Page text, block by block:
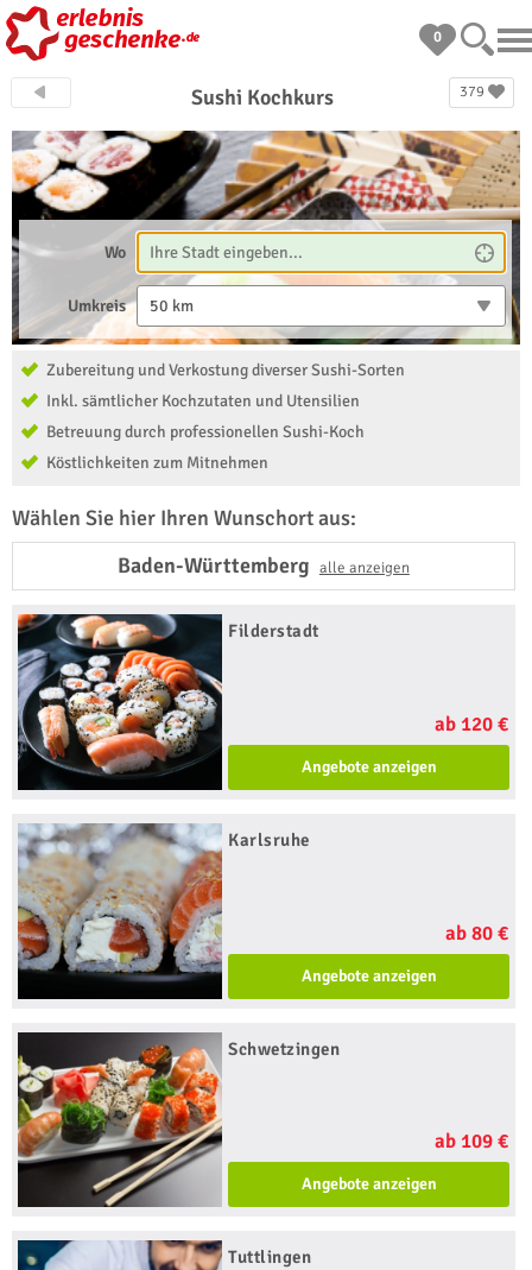
0
379
Sushi Kochkurs
Wo
Umkreis 50 km
Zubereitung und Verkostung diverser Sushi-Sorten
Inkl. sämtlicher Kochzutaten und Utensilien
Betreuung durch professionellen Sushi-Koch
Köstlichkeiten zum Mitnehmen
Wählen Sie hier Ihren Wunschort aus:
Baden-Württemberg alle anzeigen
Filderstadt
ab 120 €
Angebote anzeigen
Karlsruhe
ab 80 €
Angebote anzeigen
Schwetzingen
ab 109 €
Angebote anzeigen
Tuttlingen